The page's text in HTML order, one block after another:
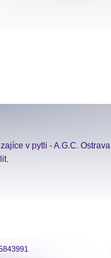
v pytli - A.G.C. Ostrava